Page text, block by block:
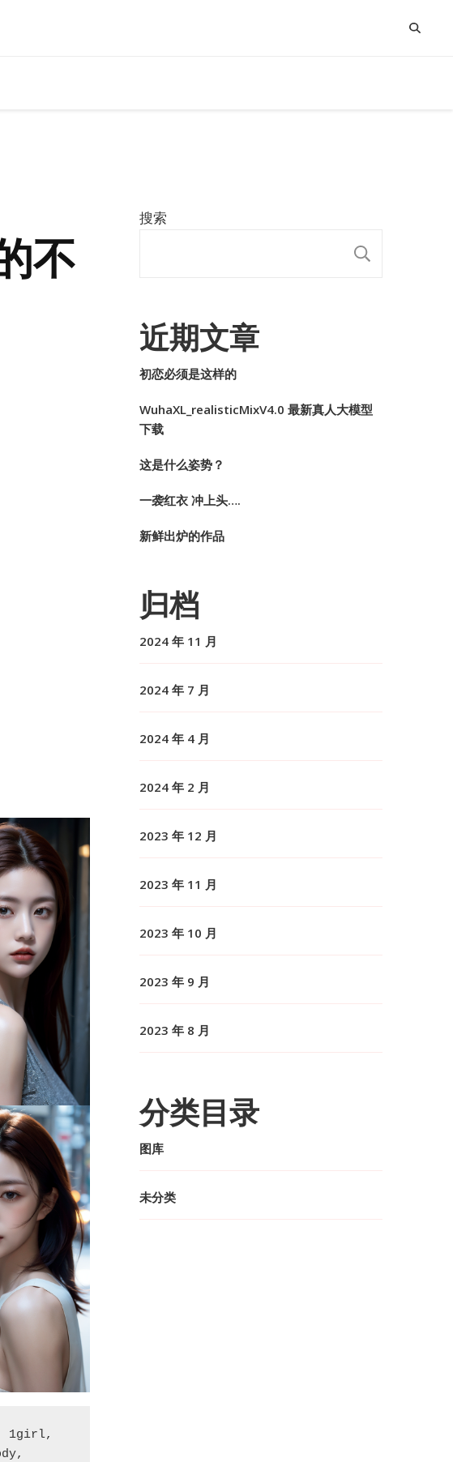
不
1girl,
搜索
近期文章
初恋必须是这样的
WuhaXL_realisticMixV4.0 最新真人大模型
下载
这是什么姿势？
一袭红衣 冲上头….
新鲜出炉的作品
归档
2024 年 11 月
2024 年 7 月
2024 年 4 月
2024 年 2 月
2023 年 12 月
2023 年 11 月
2023 年 10 月
2023 年 9 月
2023 年 8 月
分类目录
图库
未分类